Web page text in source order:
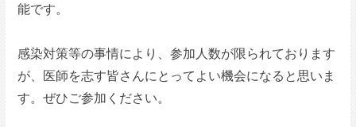
能です。
感染対策等の事情により、参加人数が限られております
が、医師を志す皆さんにとってよい機会になると思いま
す。ぜひご参加ください。